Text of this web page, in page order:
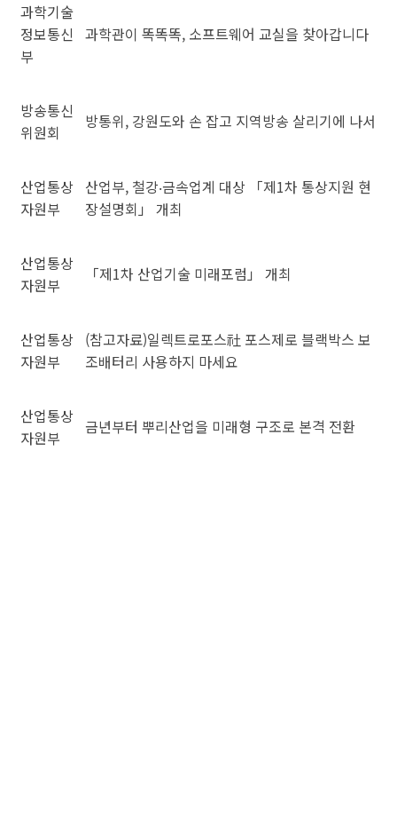
과학기술
정보통신
부
과학관이 똑똑똑, 소프트웨어 교실을 찾아갑니다
방송통신
위원회
방통위, 강원도와 손 잡고 지역방송 살리기에 나서
산업통상
자원부
산업부, 철강‧금속업계 대상 「제1차 통상지원 현
장설명회」 개최
산업통상
자원부
「제1차 산업기술 미래포럼」 개최
산업통상
자원부
(참고자료)일렉트로포스社 포스제로 블랙박스 보
조배터리 사용하지 마세요
산업통상
자원부
금년부터 뿌리산업을 미래형 구조로 본격 전환